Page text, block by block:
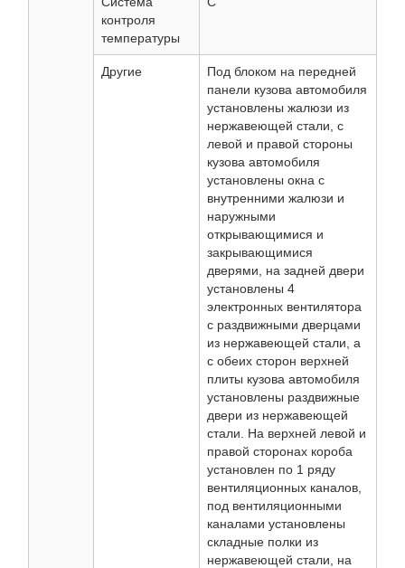
контроля
температуры
Другие
Под блоком на передней
панели кузова автомобиля
установлены жалюзи из
нержавеющей стали, с
левой и правой стороны
кузова автомобиля
установлены окна с
внутренними жалюзи и
наружными
открывающимися и
закрывающимися
дверями, на задней двери
установлены 4
электронных вентилятора
с раздвижными дверцами
из нержавеющей стали, а
с обеих сторон верхней
плиты кузова автомобиля
установлены раздвижные
двери из нержавеющей
стали. На верхней левой и
правой сторонах короба
установлен по 1 ряду
вентиляционных каналов,
под вентиляционными
каналами установлены
складные полки из
нержавеющей стали, на